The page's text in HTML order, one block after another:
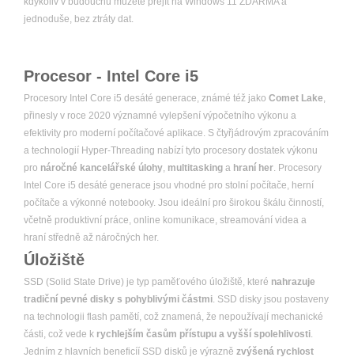
jednoduše, bez ztráty dat.
Procesor - Intel Core i5
Procesory Intel Core i5 desáté generace, známé též jako Comet Lake,
přinesly v roce 2020 významné vylepšení výpočetního výkonu a
efektivity pro moderní počítačové aplikace. S čtyřjádrovým zpracováním
a technologií Hyper-Threading nabízí tyto procesory dostatek výkonu
pro náročné kancelářské úlohy, multitasking a hraní her. Procesory
Intel Core i5 desáté generace jsou vhodné pro stolní počítače, herní
počítače a výkonné notebooky. Jsou ideální pro širokou škálu činností,
včetně produktivní práce, online komunikace, streamování videa a
hraní středně až náročných her.
Úložiště
SSD (Solid State Drive) je typ paměťového úložiště, které nahrazuje
tradiční pevné disky s pohyblivými částmi. SSD disky jsou postaveny
na technologii flash pamětí, což znamená, že nepoužívají mechanické
části, což vede k rychlejším časům přístupu a vyšší spolehlivosti.
Jedním z hlavních beneficíí SSD disků je výrazně zvýšená rychlost